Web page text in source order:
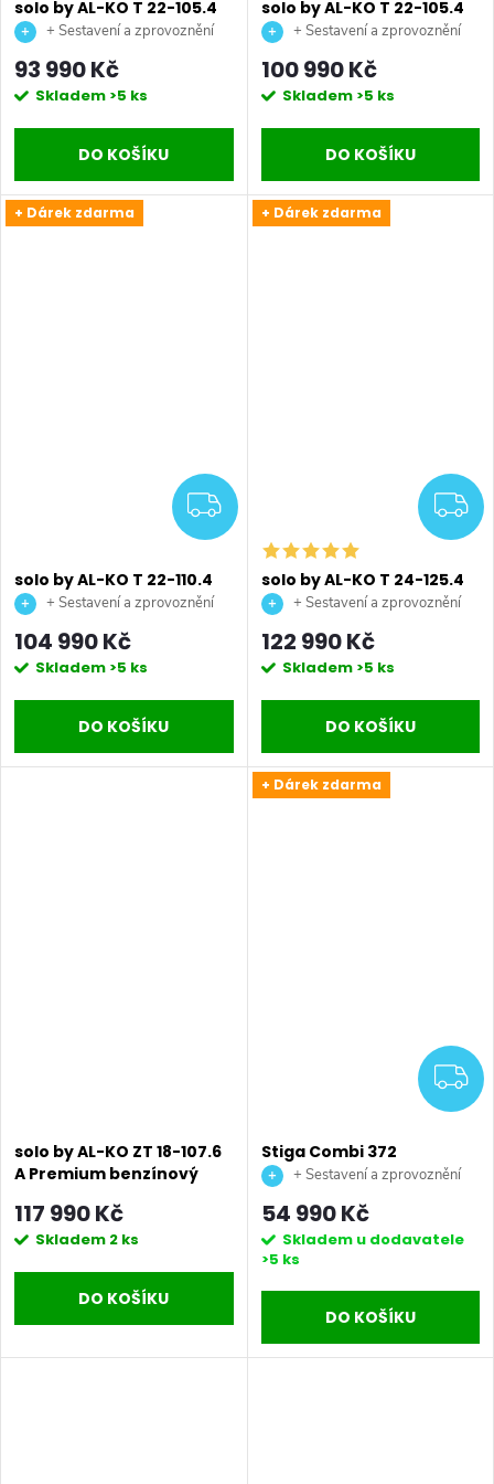
solo by AL-KO T 22-105.4
HD-A V2 Premium
traktor
+ Sestavení a zprovoznění
stroje + doprava až na vaši
zahradu.
93 990 Kč
Skladem >5 ks
DO KOŠÍKU
solo by AL-KO T 22-105.4
HDD-A V2 Premium
traktor
+ Sestavení a zprovoznění
stroje + doprava až na vaši
zahradu.
100 990 Kč
Skladem >5 ks
DO KOŠÍKU
+ Dárek zdarma
ZDARMA
solo by AL-KO T 22-110.4
HDH-A V2 Premium
traktor
+ Sestavení a zprovoznění
stroje + doprava až na vaši
zahradu.
104 990 Kč
Skladem >5 ks
DO KOŠÍKU
+ Dárek zdarma
solo by AL-KO T 24-125.4
HD V2 Premium
traktor
+ Sestavení a zprovoznění
stroje + doprava až na vaši
zahradu.
122 990 Kč
Skladem >5 ks
DO KOŠÍKU
solo by AL-KO ZT 18-107.6
A Premium benzínový
117 990 Kč
Skladem 2 ks
DO KOŠÍKU
+ Dárek zdarma
Stiga Combi 372
benzinový minirider
+ Sestavení a zprovoznění
stroje + doprava až na vaši
zahradu.
54 990 Kč
Skladem u dodavatele
>5 ks
DO KOŠÍKU